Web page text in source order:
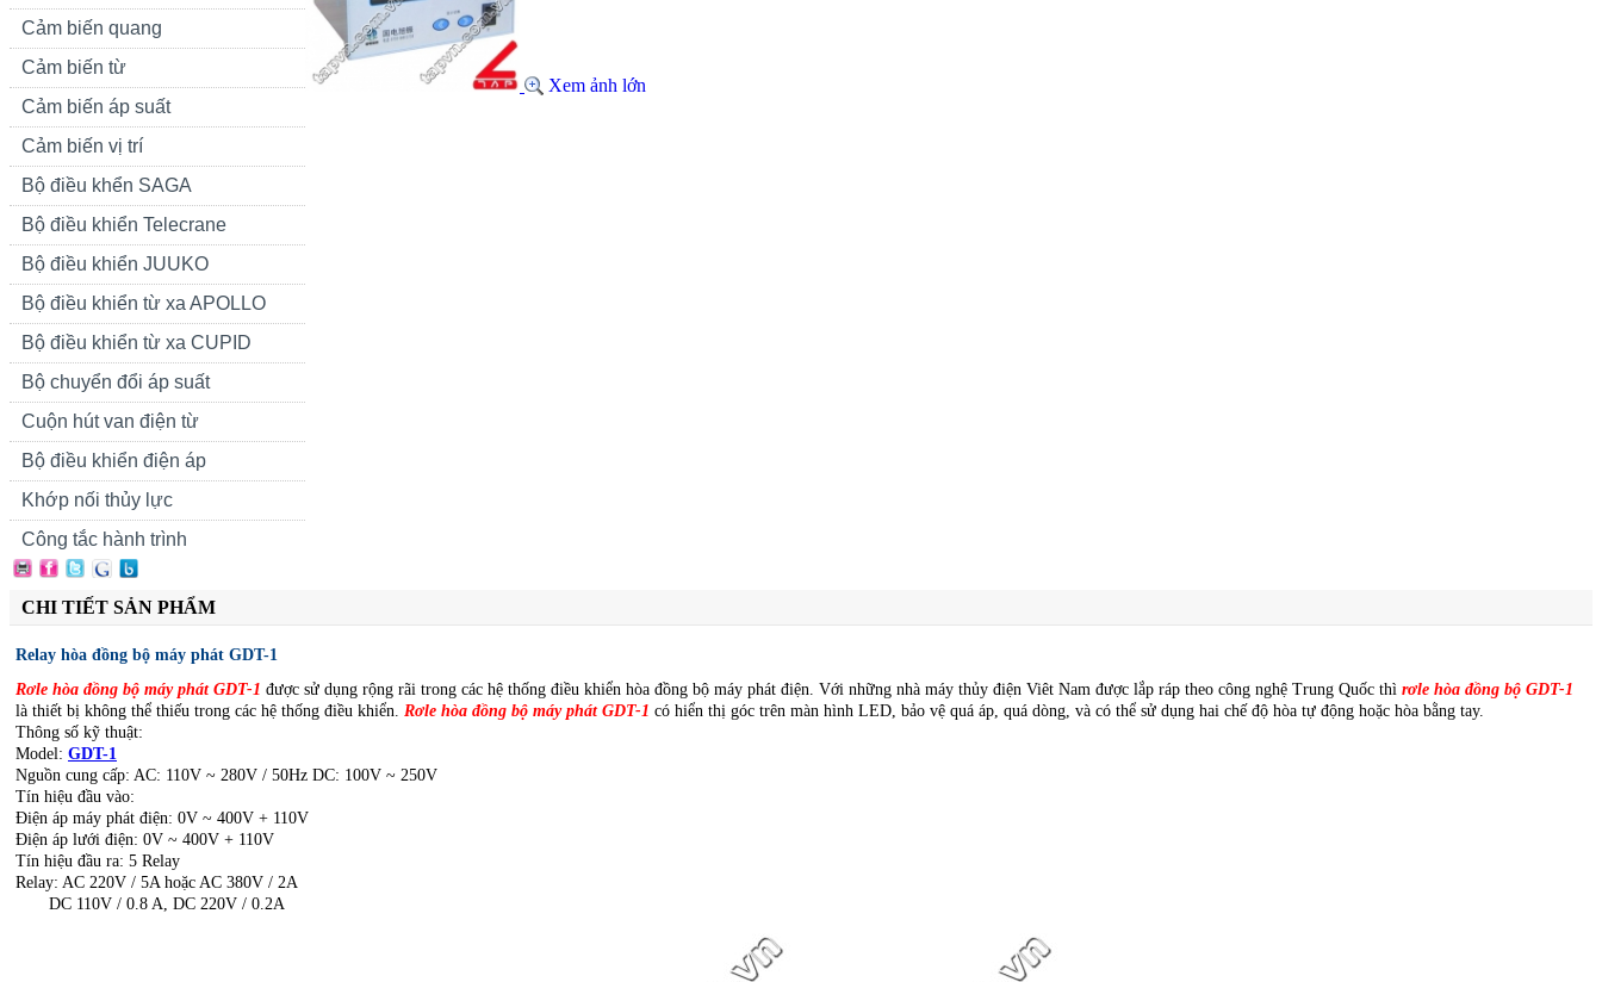
Cảm biến quang
Cảm biến từ
Cảm biến áp suất
Cảm biến vị trí
Bộ điều khển SAGA
Bộ điều khiển Telecrane
Bộ điều khiển JUUKO
Bộ điều khiển từ xa APOLLO
Bộ điều khiển từ xa CUPID
Bộ chuyển đổi áp suất
Cuộn hút van điện từ
Bộ điều khiển điện áp
Khớp nối thủy lực
Công tắc hành trình
Xem ảnh lớn
CHI TIẾT SẢN PHẨM
Relay hòa đồng bộ máy phát GDT-1
Rơle hòa đồng bộ máy phát GDT-1 được sử dụng rộng rãi trong các hệ thống điều khiển hòa đồng bộ máy phát điện. Với những nhà máy thủy điện Viêt Nam được lắp ráp theo công nghệ Trung Quốc thì rơle hòa đồng bộ GDT-1
là thiết bị không thể thiếu trong các hệ thống điều khiển. Rơle hòa đồng bộ máy phát GDT-1 có hiển thị góc trên màn hình LED, bảo vệ quá áp, quá dòng, và có thể sử dụng hai chế độ hòa tự động hoặc hòa bằng tay.
Thông số kỹ thuật:
Model: GDT-1
Nguồn cung cấp: AC: 110V ~ 280V / 50Hz DC: 100V ~ 250V
Tín hiệu đầu vào:
Điện áp máy phát điện: 0V ~ 400V + 110V
Điện áp lưới điện: 0V ~ 400V + 110V
Tín hiệu đầu ra: 5 Relay
Relay: AC 220V / 5A hoặc AC 380V / 2A
DC 110V / 0.8 A, DC 220V / 0.2A